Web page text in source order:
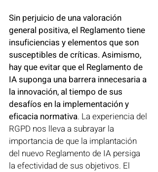
Sin perjuicio de una valoración
general positiva, el Reglamento tiene
insuficiencias y elementos que son
susceptibles de críticas. Asimismo,
hay que evitar que el Reglamento de
IA suponga una barrera innecesaria a
la innovación, al tiempo de sus
desafíos en la implementación y
eficacia normativa. La experiencia del
RGPD nos lleva a subrayar la
importancia de que la implantación
del nuevo Reglamento de IA persiga
la efectividad de sus objetivos. El